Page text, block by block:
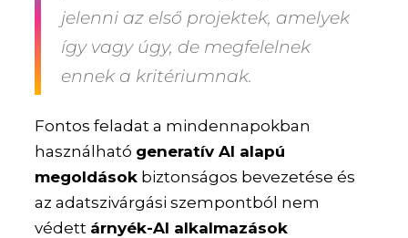
jelenni az első projektek, amelyek
így vagy úgy, de megfelelnek
ennek a kritériumnak.
Fontos feladat a mindennapokban
használható generatív AI alapú
megoldások biztonságos bevezetése és
az adatszivárgási szempontból nem
védett árnyék-AI alkalmazások